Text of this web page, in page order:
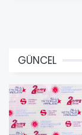
GÜNCEL